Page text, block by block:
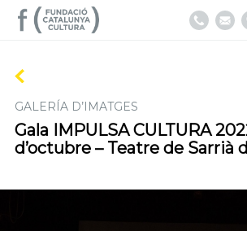
GALERÍA D’IMATGES
Gala IMPULSA CULTURA
d’octubre – Teatre de Sarrià